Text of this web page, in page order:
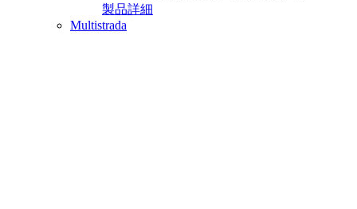
製品詳細
Multistrada